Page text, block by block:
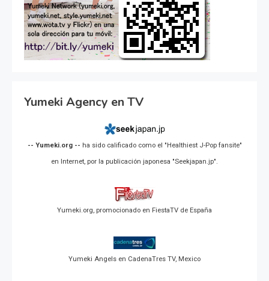
Yumeki Agency en TV
-- Yumeki.org -- ha sido calificado como el "Healthiest J-Pop fansite"
en Internet, por la publicación japonesa "Seekjapan.jp".
Yumeki.org, promocionado en FiestaTV de España
Yumeki Angels en CadenaTres TV, Mexico